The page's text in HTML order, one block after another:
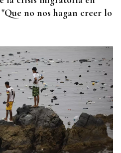
no nos hagan creer lo